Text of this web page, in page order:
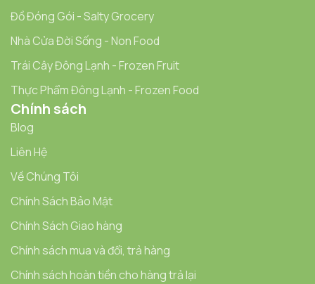
Đồ Đóng Gói - Salty Grocery
Nhà Cửa Đời Sống - Non Food
Trái Cây Đông Lạnh - Frozen Fruit
Thực Phẩm Đông Lạnh - Frozen Food
Chính sách
Blog
Liên Hệ
Về Chúng Tôi
Chính Sách Bảo Mật
Chính Sách Giao hàng
Chính sách mua và đổi, trả hàng
Chính sách hoàn tiền cho hàng trả lại